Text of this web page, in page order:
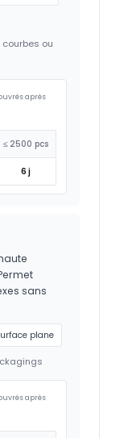
ou
après
≤ 2500 pcs
6 j
sans
plane
après